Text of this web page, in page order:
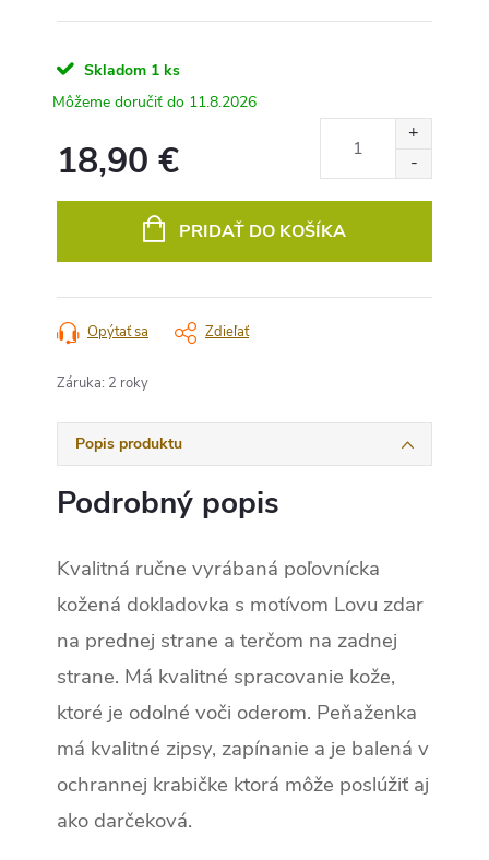
Skladom 1 ks
11.8.2026
18,90 €
PRIDAŤ DO KOŠÍKA
Opýtať sa Zdieľať
Záruka: 2 roky
Popis produktu
Podrobný popis
Kvalitná ručne vyrábaná poľovnícka
kožená dokladovka s motívom Lovu zdar
na prednej strane a terčom na zadnej
strane. Má kvalitné spracovanie kože,
ktoré je odolné voči oderom. Peňaženka
má kvalitné zipsy, zapínanie a je balená v
ochrannej krabičke ktorá môže poslúžiť aj
ako darčeková.